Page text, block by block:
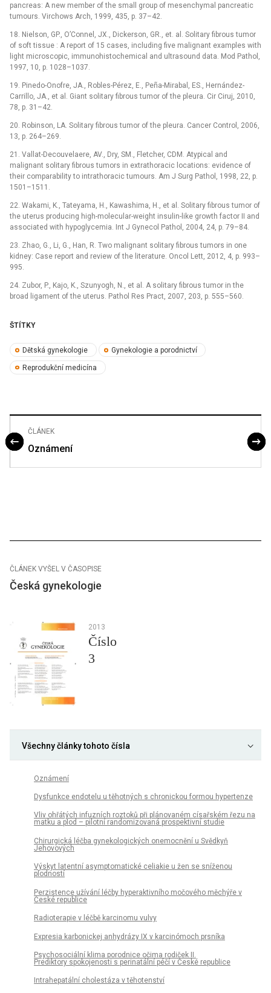
pancreas: A new member of the small group of mesenchymal pancreatic
tumours. Virchows Arch, 1999, 435, p. 37–42.
18. Nielson, GP., O’Connel, JX., Dickerson, GR., et. al. Solitary fibrous tumor
of soft tissue : A report of 15 cases, including five malignant examples with
light microscopic, immunohistochemical and ultrasound data. Mod Pathol,
1997, 10, p. 1028–1037.
19. Pinedo-Onofre, JA., Robles-Pérez, E., Peña-Mirabal, ES., Hernández-
Carrillo, JA., et al. Giant solitary fibrous tumor of the pleura. Cir Ciruj, 2010,
78, p. 31–42.
20. Robinson, LA. Solitary fibrous tumor of the pleura. Cancer Control, 2006,
13, p. 264–269.
21. Vallat-Decouvelaere, AV., Dry, SM., Fletcher, CDM. Atypical and
malignant solitary fibrous tumors in extrathoracic locations: evidence of
their comparability to intrathoracic tumours. Am J Surg Pathol, 1998, 22, p.
1501–1511.
22. Wakami, K., Tateyama, H., Kawashima, H., et al. Solitary fibrous tumor of
the uterus producing high-molecular-weight insulin-like growth factor II and
associated with hypoglycemia. Int J Gynecol Pathol, 2004, 24, p. 79–84.
23. Zhao, G., Li, G., Han, R. Two malignant solitary fibrous tumors in one
kidney: Case report and review of the literature. Oncol Lett, 2012, 4, p. 993–
995.
24. Zubor, P., Kajo, K., Szunyogh, N., et al. A solitary fibrous tumor in the
broad ligament of the uterus. Pathol Res Pract, 2007, 203, p. 555–560.
ŠTÍTKY
Dětská gynekologie Gynekologie a porodnictví
Reprodukční medicína
ČLÁNEK
Oznámení
ČLÁNEK VYŠEL V ČASOPISE
Česká gynekologie
2013
Číslo
3
Všechny články tohoto čísla
Oznámení
Dysfunkce endotelu u těhotných s chronickou formou hypertenze
Vliv ohřátých infuzních roztoků při plánovaném císařském řezu na
matku a plod – pilotní randomizovaná prospektivní studie
Chirurgická léčba gynekologických onemocnění u Svědkyň
Jehovových
Výskyt latentní asymptomatické celiakie u žen se sníženou
plodností
Perzistence užívání léčby hyperaktivního močového měchýře v
České republice
Radioterapie v léčbě karcinomu vulvy
Expresia karbonickej anhydrázy IX v karcinómoch prsníka
Psychosociální klima porodnice očima rodiček II.
Prediktory spokojenosti s perinatální péčí v České republice
Intrahepatální cholestáza v těhotenství